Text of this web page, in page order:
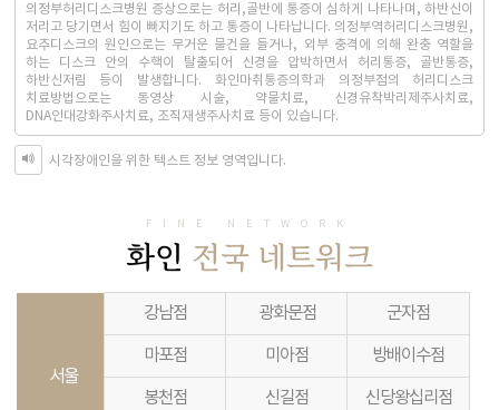
의정부허리디스크병원 증상으로는 허리,골반에 통증이 심하게 나타나며, 하반신이
저리고 당기면서 힘이 빠지기도 하고 통증이 나타납니다. 의정부역허리디스크병원,
요추디스크의 원인으로는 무거운 물건을 들거나, 외부 충격에 의해 완충 역할을
하는 디스크 안의 수핵이 탈출되어 신경을 압박하면서 허리통증, 골반통증,
하반신저림 등이 발생합니다. 화인마취통증의학과 의정부점의 허리디스크
치료방법으로는 동영상 시술, 약물치료, 신경유착박리제주사치료,
DNA인대강화주사치료, 조직재생주사치료 등이 있습니다.
시각장애인을 위한 텍스트 정보 영역입니다.
FINE NETWORK
화인 전국 네트워크
서울
강남점 광화문점 군자점
마포점 미아점 방배이수점
봉천점 신길점 신당왕십리점